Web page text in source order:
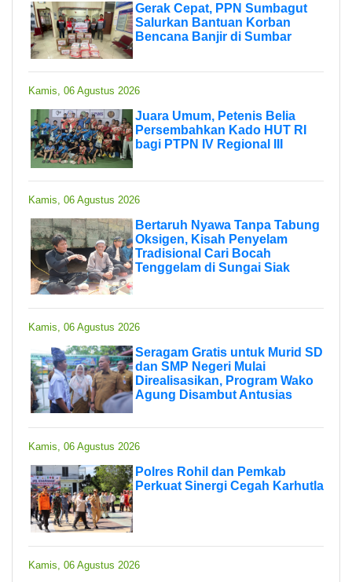
Gerak Cepat, PPN Sumbagut
Salurkan Bantuan Korban
Bencana Banjir di Sumbar
Kamis, 06 Agustus 2026
Juara Umum, Petenis Belia
Persembahkan Kado HUT RI
bagi PTPN IV Regional III
Kamis, 06 Agustus 2026
Bertaruh Nyawa Tanpa Tabung
Oksigen, Kisah Penyelam
Tradisional Cari Bocah
Tenggelam di Sungai Siak
Kamis, 06 Agustus 2026
Seragam Gratis untuk Murid SD
dan SMP Negeri Mulai
Direalisasikan, Program Wako
Agung Disambut Antusias
Kamis, 06 Agustus 2026
Polres Rohil dan Pemkab
Perkuat Sinergi Cegah Karhutla
Kamis, 06 Agustus 2026